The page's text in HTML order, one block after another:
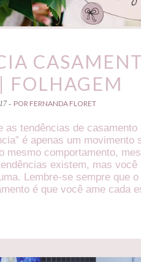
FOLHAGEM
- POR FERNANDA FLORET
as tendências de casamento
é apenas um movimento
mesmo comportamento,
existem, mas você
Lembre-se sempre que
é que você ame cada